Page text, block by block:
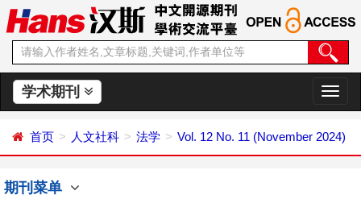
学术期刊
切
换
航
首页 人文社科 法学 Vol. 12 No. 11 (November 2024)
期刊菜单